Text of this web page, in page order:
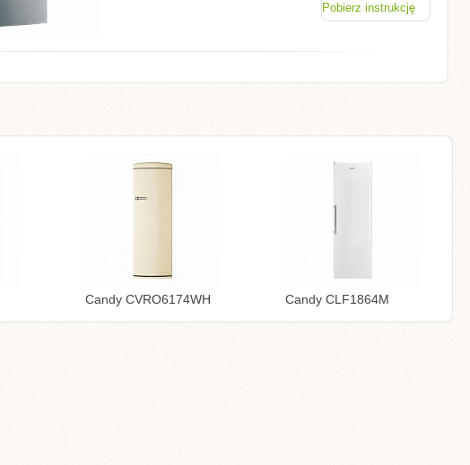
Pobierz instrukcję
Candy CVRO6174WH Candy CLF1864M